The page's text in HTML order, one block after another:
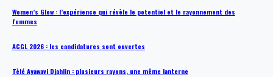
Women’s Glow : l’expérience qui révèle le potentiel et le rayonnement des
femmes
ACGL 2026 : les candidatures sont ouvertes
Tèlé Ayawavi Djahlin : plusieurs rayons, une même lanterne